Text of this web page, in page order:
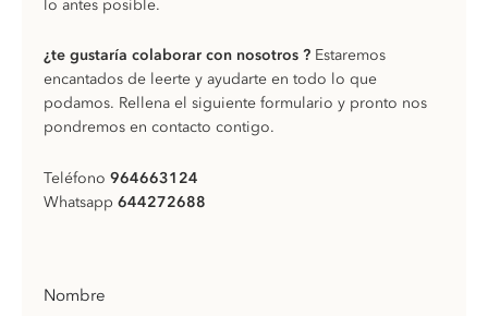
lo antes posible.
¿te gustaría colaborar con nosotros ? Estaremos
encantados de leerte y ayudarte en todo lo que
podamos. Rellena el siguiente formulario y pronto nos
pondremos en contacto contigo.
Teléfono 964663124
Whatsapp 644272688